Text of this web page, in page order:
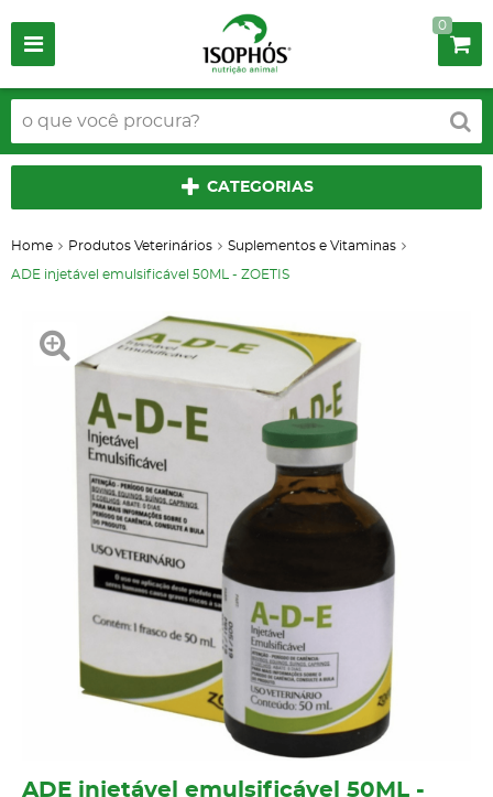
0
CATEGORIAS
Home Produtos Veterinários Suplementos e Vitaminas
ADE injetável emulsificável 50ML - ZOETIS
ADE injetável emulsificável 50ML -